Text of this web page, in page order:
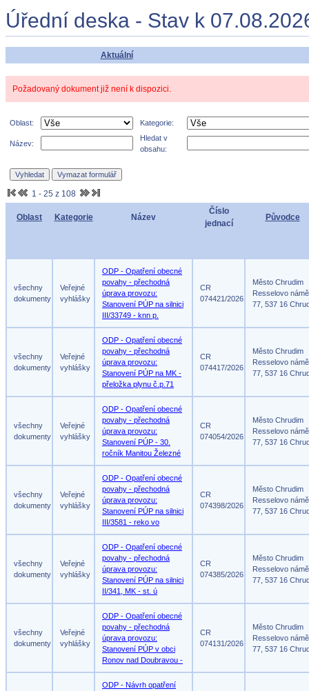
Úřední deska - Stav k
Aktuální
Požadovaný dokument již není k dispozici.
Oblast: Kategorie:
Název:
Hledat v
obsahu:
1 - 25 z 108
Oblast Kategorie Název
Číslo
jednací
Původce
všechny
dokumenty
Veřejné
vyhlášky
ODP - Opatření obecné
povahy - přechodná
úprava provozu:
Stanovení PÚP na silnici
III/33749 - knn p.
CR
074421/2026
Město Chrudim
Resselovo
77, 537 16
všechny
dokumenty
Veřejné
vyhlášky
ODP - Opatření obecné
povahy - přechodná
úprava provozu:
Stanovení PÚP na MK -
přeložka plynu č.p.71
CR
074417/2026
Město Chrudim
Resselovo
77, 537 16
všechny
dokumenty
Veřejné
vyhlášky
ODP - Opatření obecné
povahy - přechodná
úprava provozu:
Stanovení PÚP - 30.
ročník Manitou Železné
CR
074054/2026
Město Chrudim
Resselovo
77, 537 16
všechny
dokumenty
Veřejné
vyhlášky
ODP - Opatření obecné
povahy - přechodná
úprava provozu:
Stanovení PÚP na silnici
III/3581 - reko vo
CR
074398/2026
Město Chrudim
Resselovo
77, 537 16
všechny
dokumenty
Veřejné
vyhlášky
ODP - Opatření obecné
povahy - přechodná
úprava provozu:
Stanovení PÚP na silnici
II/341, MK - st. ú
CR
074385/2026
Město Chrudim
Resselovo
77, 537 16
všechny
dokumenty
Veřejné
vyhlášky
ODP - Opatření obecné
povahy - přechodná
úprava provozu:
Stanovení PÚP v obci
Ronov nad Doubravou -
CR
074131/2026
Město Chrudim
Resselovo
77, 537 16
ODP - Návrh opatření